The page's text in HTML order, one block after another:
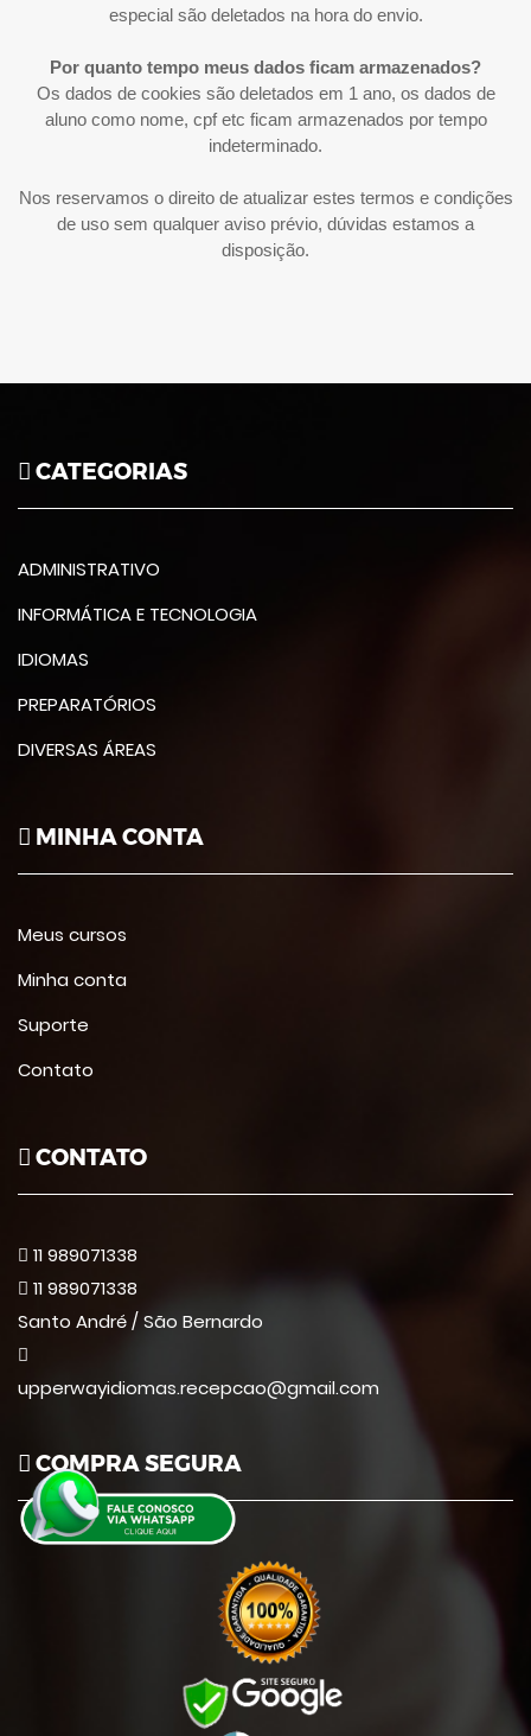
especial são deletados na hora do envio.
Por quanto tempo meus dados ficam armazenados?
Os dados de cookies são deletados em 1 ano, os dados de
aluno como nome, cpf etc ficam armazenados por tempo
indeterminado.
Nos reservamos o direito de atualizar estes termos e condições
de uso sem qualquer aviso prévio, dúvidas estamos a
disposição.
CATEGORIAS
ADMINISTRATIVO
INFORMÁTICA E TECNOLOGIA
IDIOMAS
PREPARATÓRIOS
DIVERSAS ÁREAS
MINHA CONTA
Meus cursos
Minha conta
Suporte
Contato
CONTATO
11 989071338
11 989071338
Santo André / São Bernardo
upperwayidiomas.recepcao@gmail.com
COMPRA SEGURA